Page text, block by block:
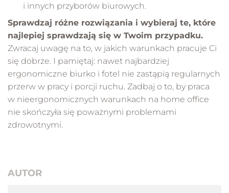
i innych przyborów biurowych.
Sprawdzaj różne rozwiązania i wybieraj te, które
najlepiej sprawdzają się w Twoim przypadku.
Zwracaj uwagę na to, w jakich warunkach pracuje Ci
się dobrze. I pamiętaj: nawet najbardziej
ergonomiczne biurko i fotel nie zastąpią regularnych
przerw w pracy i porcji ruchu. Zadbaj o to, by praca
w nieergonomicznych warunkach na home office
nie skończyła się poważnymi problemami
zdrowotnymi.
AUTOR